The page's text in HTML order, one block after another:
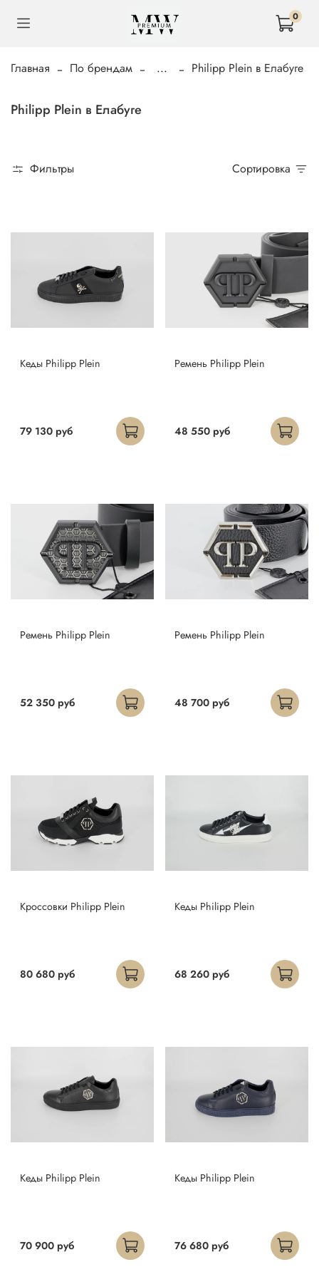
0
Главная По брендам ... Philipp Plein в Елабуге
Philipp Plein в Елабуге
Фильтры Сортировка
Кеды Philipp Plein
79 130 руб
Ремень Philipp Plein
48 550 руб
Ремень Philipp Plein
52 350 руб
Ремень Philipp Plein
48 700 руб
Кроссовки Philipp Plein
80 680 руб
Кеды Philipp Plein
68 260 руб
Кеды Philipp Plein
70 900 руб
Кеды Philipp Plein
76 680 руб